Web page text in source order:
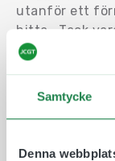
Samtycke
Denna
utanför ett
hitta.. Tack
flagga och
tejp, skruv